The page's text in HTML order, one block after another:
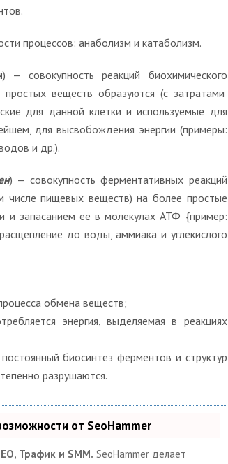
процессов: анаболизм и катаболизм.
) — совокупность реакций биохимического
веществ образуются (с затратами
для данной клетки и используемые для
для высвобождения энергии (примеры:
и др.).
) — совокупность ферментативных реакций
числе пищевых веществ) на более простые
и запасанием ее в молекулах АТФ {пример:
до воды, аммиака и углекислого
обмена веществ;
энергия, выделяемая в реакциях
биосинтез ферментов и структур
разрушаются.
от SeoHammer
Трафик и SMM. SeoHammer делает